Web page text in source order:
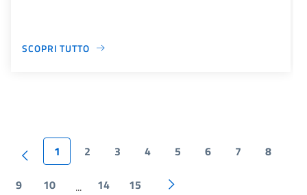
SCOPRI TUTTO
1 2 3 4 5 6 7 8
9 10 ... 14 15